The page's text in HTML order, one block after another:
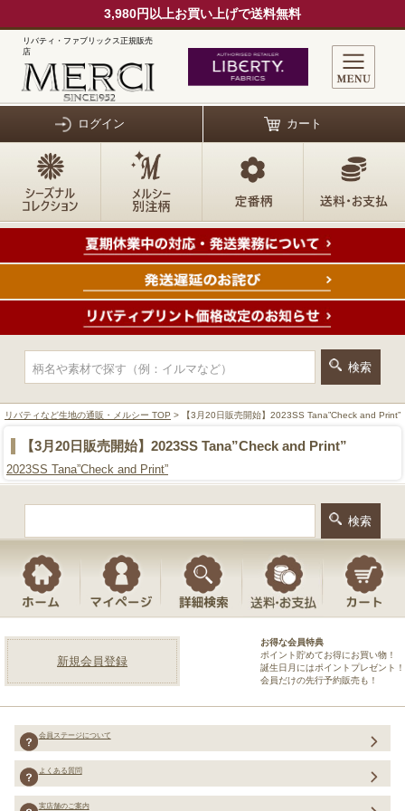
3,980円以上お買い上げで送料無料
リバティ・ファブリックス正規販売
店
ログイン カート
リバティなど生地の通販・メルシー TOP > 【3月20日販売開始】2023SS Tana”Check and Print”
【3月20日販売開始】2023SS Tana”Check and Print”
2023SS Tana”Check and Print”
新規会員登録
お得な会員特典
ポイント貯めてお得にお買い物！
誕生日月にはポイントプレゼント！
会員だけの先行予約販売も！
会員ステージについて
よくある質問
実店舗のご案内